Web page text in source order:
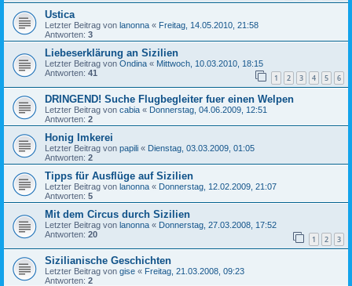
Ustica
Letzter Beitrag von lanonna « Freitag, 14.05.2010, 21:58
Antworten: 3
Liebeserklärung an Sizilien
Letzter Beitrag von Ondina « Mittwoch, 10.03.2010, 18:15
Antworten: 41 1 2 3 4 5 6
DRINGEND! Suche Flugbegleiter fuer einen Welpen
Letzter Beitrag von cabia « Donnerstag, 04.06.2009, 12:51
Antworten: 2
Honig Imkerei
Letzter Beitrag von papili « Dienstag, 03.03.2009, 01:05
Antworten: 2
Tipps für Ausflüge auf Sizilien
Letzter Beitrag von lanonna « Donnerstag, 12.02.2009, 21:07
Antworten: 5
Mit dem Circus durch Sizilien
Letzter Beitrag von lanonna « Donnerstag, 27.03.2008, 17:52
Antworten: 20 1 2 3
Sizilianische Geschichten
Letzter Beitrag von gise « Freitag, 21.03.2008, 09:23
Antworten: 2